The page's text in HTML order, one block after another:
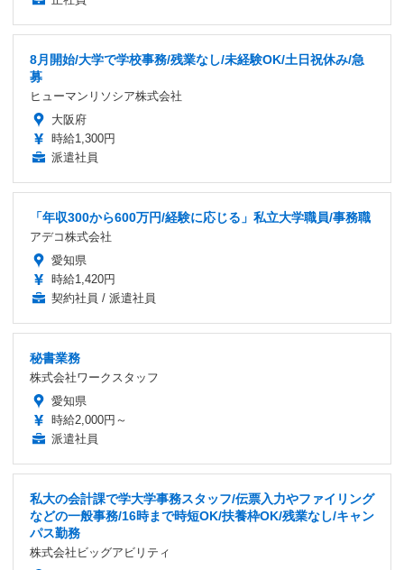
8月開始/大学で学校事務/残業なし/未経験OK/土日祝休み/急
募
ヒューマンリソシア株式会社
大阪府
時給1,300円
派遣社員
「年収300から600万円/経験に応じる」私立大学職員/事務職
アデコ株式会社
愛知県
時給1,420円
契約社員 / 派遣社員
秘書業務
株式会社ワークスタッフ
愛知県
時給2,000円～
派遣社員
私大の会計課で学大学事務スタッフ/伝票入力やファイリング
などの一般事務/16時まで時短OK/扶養枠OK/残業なし/キャン
パス勤務
株式会社ビッグアビリティ